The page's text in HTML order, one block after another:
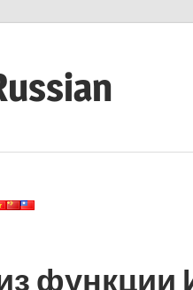
функции